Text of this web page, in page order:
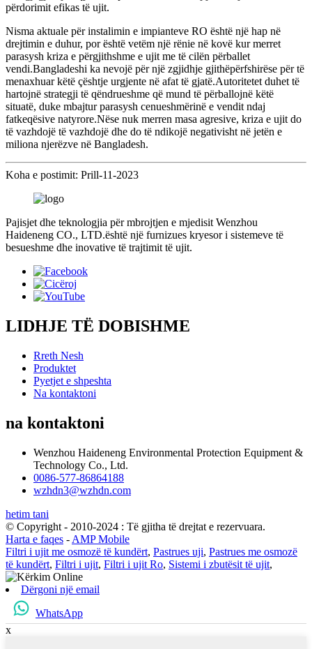
përdorimit efikas të ujit.
Nisma aktuale për instalimin e impianteve RO është një hap në
drejtimin e duhur, por është vetëm një rënie në kovë kur merret
parasysh kriza e përgjithshme e ujit me të cilën përballet
vendi.Bangladeshi ka nevojë për një zgjidhje gjithëpërfshirëse për të
menaxhuar këtë çështje urgjente në afat të gjatë.Autoritetet duhet të
hartojnë strategji të qëndrueshme që mund të përballojnë këtë
situatë, duke mbajtur parasysh cenueshmërinë e vendit ndaj
fatkeqësive natyrore.Nëse nuk merren masa agresive, kriza e ujit do
të vazhdojë të vazhdojë dhe do të ndikojë negativisht në jetën e
miliona njerëzve në Bangladesh.
Koha e postimit: Prill-11-2023
Pajisjet dhe teknologjia për mbrojtjen e mjedisit Wenzhou
Haideneng CO., LTD.është një furnizues kryesor i sistemeve të
besueshme dhe inovative të trajtimit të ujit.
LIDHJE TË DOBISHME
Rreth Nesh
Produktet
Pyetjet e shpeshta
Na kontaktoni
na kontaktoni
Wenzhou Haideneng Environmental Protection Equipment &
Technology Co., Ltd.
0086-577-86864188
wzhdn3@wzhdn.com
hetim tani
© Copyright - 2010-2024 : Të gjitha të drejtat e rezervuara.
Harta e faqes - AMP Mobile
Filtri i ujit me osmozë të kundërt, Pastrues uji, Pastrues me osmozë
të kundërt, Filtri i ujit, Filtri i ujit Ro, Sistemi i zbutësit të ujit,
Dërgoni një email
WhatsApp
x